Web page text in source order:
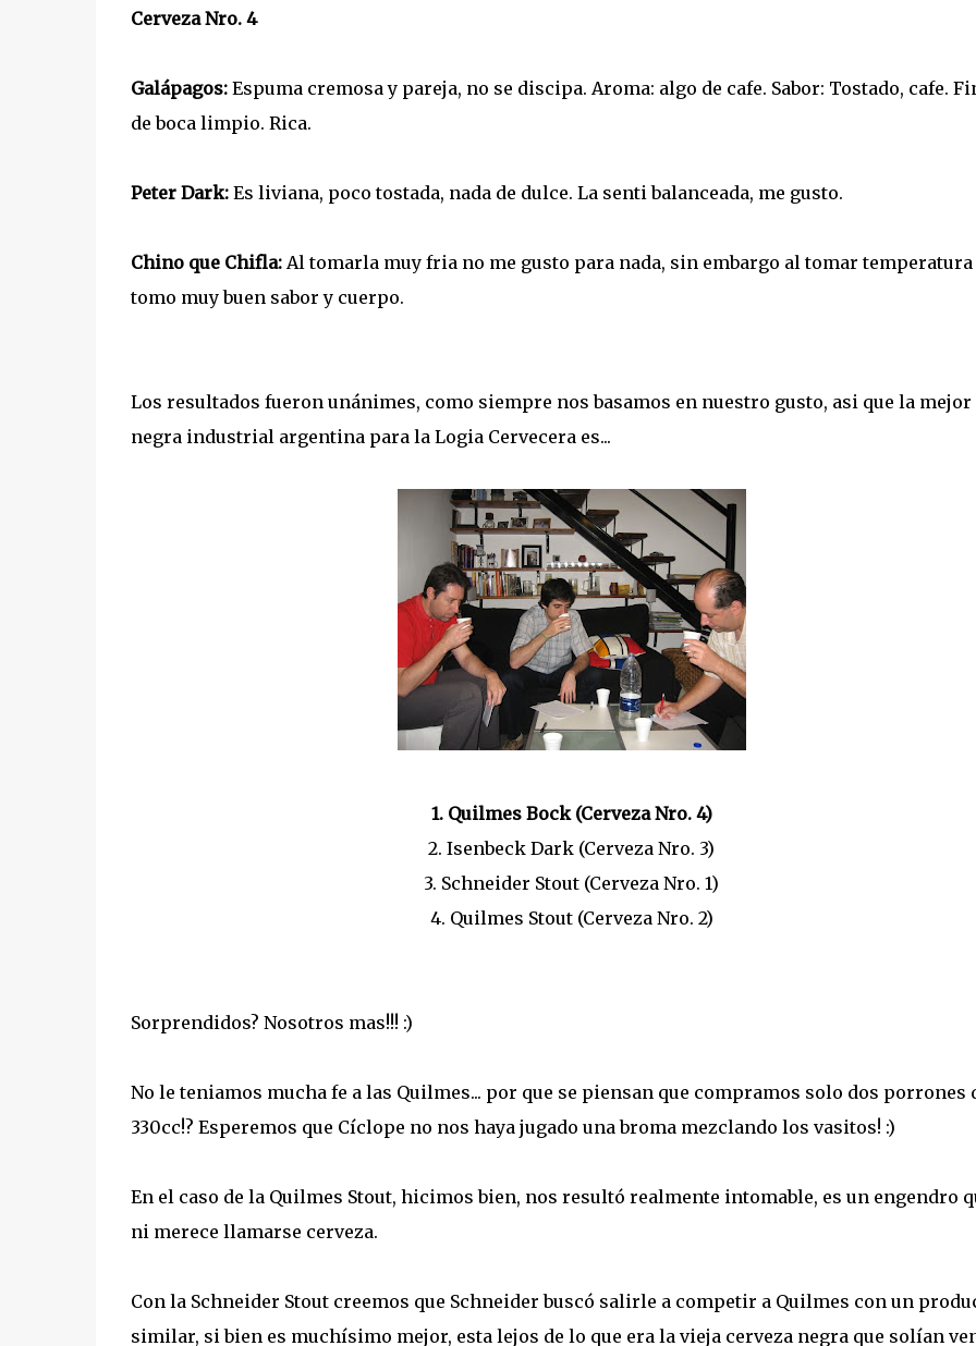
Cerveza Nro. 4
Galápagos:Espuma cremosa y pareja, no se discipa. Aroma: algo de cafe. Sabor: Tostado, cafe.
de boca limpio. Rica.
Peter Dark:Es liviana, poco tostada, nada de dulce. La senti balanceada, me gusto.
Chino que Chifla:Al tomarla muy fria no me gusto para nada, sin embargo al tomar temperatura
tomo muy buen sabor y cuerpo.
Los resultados fueron unánimes, como siempre nos basamos en nuestro gusto, asi que la mejor
negra industrial argentina para la Logia Cervecera es...
1. Quilmes Bock (Cerveza Nro. 4)
2. Isenbeck Dark (Cerveza Nro. 3)
3. Schneider Stout (Cerveza Nro. 1)
4. Quilmes Stout (Cerveza Nro. 2)
Sorprendidos? Nosotros mas!!! :)
No le teniamos mucha fe a las Quilmes... por que se piensan que compramos solo dos porrones
330cc!? Esperemos que Cíclope no nos haya jugado una broma mezclando los vasitos! :)
En el caso de la Quilmes Stout, hicimos bien, nos resultó realmente intomable, es un engendro
ni merece llamarse cerveza.
Con la Schneider Stout creemos que Schneider buscó salirle a competir a Quilmes con un
similar, si bien es muchísimo mejor, esta lejos de lo que era la vieja cerveza negra que solían